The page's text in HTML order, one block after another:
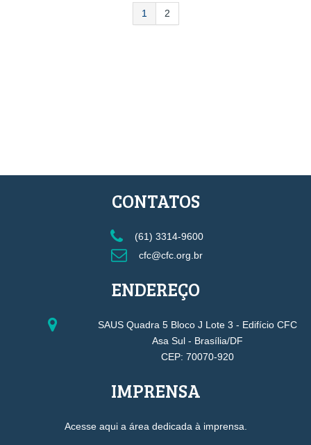
1 2
CONTATOS
(61) 3314-9600
cfc@cfc.org.br
ENDEREÇO
SAUS Quadra 5 Bloco J Lote 3 - Edifício CFC
Asa Sul - Brasília/DF
CEP: 70070-920
IMPRENSA
Acesse aqui a área dedicada à imprensa.